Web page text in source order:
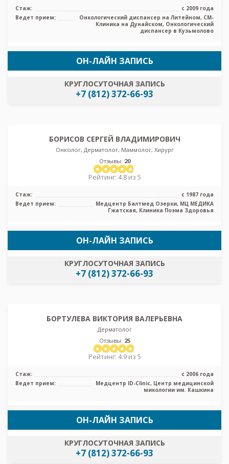
Стаж:
с 2009 года
Ведет прием:
Онкологический диспансер на Литейном, СМ-
Клиника на Дунайском, Онкологический
диспансер в Кузьмолово
ОН-ЛАЙН ЗАПИСЬ
КРУГЛОСУТОЧНАЯ ЗАПИСЬ
+7 (812) 372-66-93
БОРИСОВ СЕРГЕЙ ВЛАДИМИРОВИЧ
Онколог, Дерматолог, Маммолог, Хирург
Отзывы: 20
Рейтинг: 4.8 из 5
Стаж:
с 1987 года
Ведет прием:
Медцентр Балтмед Озерки, МЦ МЕДИКА
Гжатская, Клиника Поэма Здоровья
ОН-ЛАЙН ЗАПИСЬ
КРУГЛОСУТОЧНАЯ ЗАПИСЬ
+7 (812) 372-66-93
БОРТУЛЕВА ВИКТОРИЯ ВАЛЕРЬЕВНА
Дерматолог
Отзывы: 25
Рейтинг: 4.9 из 5
Стаж:
с 2006 года
Ведет прием:
Медцентр ID-Clinic, Центр медицинской
микологии им. Кашкина
ОН-ЛАЙН ЗАПИСЬ
КРУГЛОСУТОЧНАЯ ЗАПИСЬ
+7 (812) 372-66-93